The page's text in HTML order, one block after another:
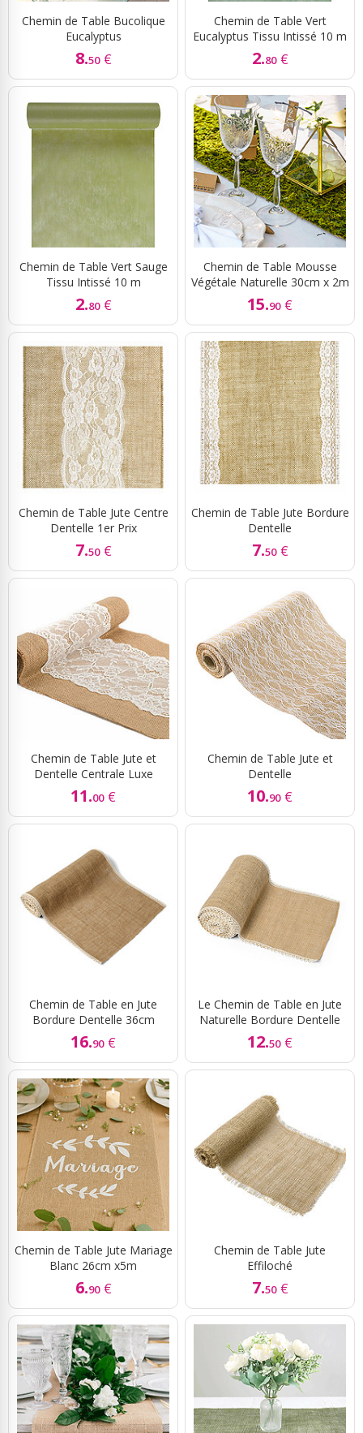
Chemin de Table Bucolique
Eucalyptus
8.50 €
Chemin de Table Vert
Eucalyptus Tissu Intissé 10 m
2.80 €
Chemin de Table Vert Sauge
Tissu Intissé 10 m
2.80 €
Chemin de Table Mousse
Végétale Naturelle 30cm x 2m
15.90 €
Chemin de Table Jute Centre
Dentelle 1er Prix
7.50 €
Chemin de Table Jute Bordure
Dentelle
7.50 €
Chemin de Table Jute et
Dentelle Centrale Luxe
11.00 €
Chemin de Table Jute et
Dentelle
10.90 €
Chemin de Table en Jute
Bordure Dentelle 36cm
16.90 €
Le Chemin de Table en Jute
Naturelle Bordure Dentelle
12.50 €
Chemin de Table Jute Mariage
Blanc 26cm x5m
6.90 €
Chemin de Table Jute
Effiloché
7.50 €